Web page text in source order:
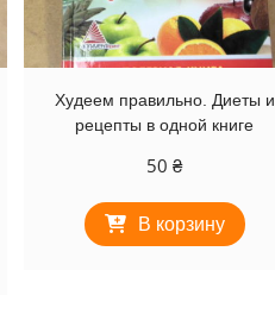
Худеем правильно. Диеты и
рецепты в одной книге
50 ₴
В корзину